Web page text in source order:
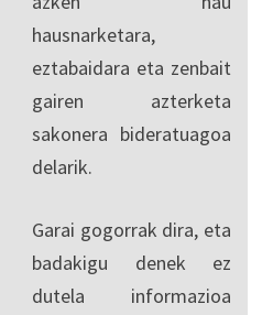
hausnarketara,
eztabaidara eta zenbait
gairen azterketa
sakonera bideratuagoa
delarik.
Garai gogorrak dira, eta
badakigu denek ez
dutela informazioa